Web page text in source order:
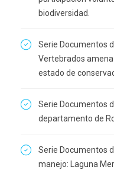
biodiversidad.
Serie Documentos
Vertebrados
estado de
Serie Documentos
departamento de
Serie Documentos
manejo: Laguna